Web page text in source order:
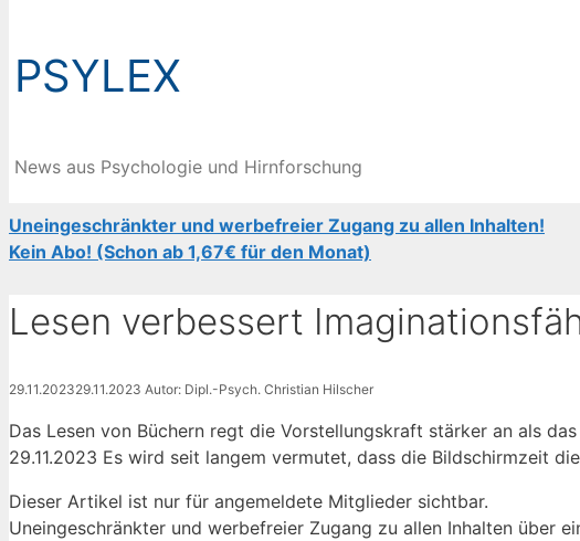
PSYLEX
News aus Psychologie und Hirnforschung
Uneingeschränkter und werbefreier Zugang zu allen Inhalten!
Kein Abo! (Schon ab 1,67€ für den Monat)
Lesen verbessert
29.11.202329.11.2023 Autor: Dipl.-Psych. Christian Hilscher
Das Lesen von Büchern regt die Vorstellungskraft stärker an als
29.11.2023 Es wird seit langem vermutet, dass die Bildschirmzeit
Dieser Artikel ist nur für angemeldete Mitglieder sichtbar.
Uneingeschränkter und werbefreier Zugang zu allen Inhalten über